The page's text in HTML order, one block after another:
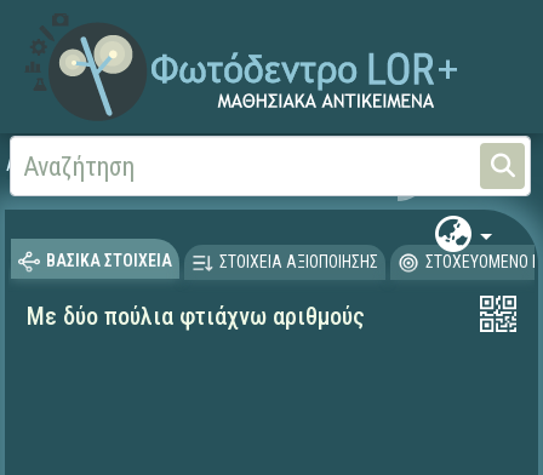
Αρχική
ΒΑΣΙΚΑ ΣΤΟΙΧΕΙΑ ΣΤΟΙΧΕΙΑ ΑΞΙΟΠΟΙΗΣΗΣ ΣΤΟΧΕΥΟΜΕΝΟ
Με δύο πούλια φτιάχνω αριθμούς